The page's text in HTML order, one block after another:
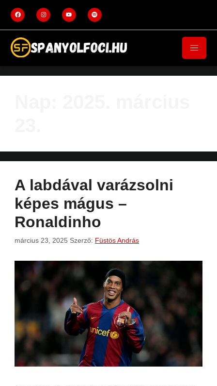
A labdával varázsolni
képes mágus –
Ronaldinho
március 23, 2025 Szerző: Füstös András